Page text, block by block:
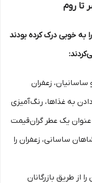
تا روم
به خوبی درک کرده بودند
زعفران
به غذاها، رنگ‌آمیزی
عنوان یک عطر گران‌قیمت
ساسانی، زعفران را
از طریق بازرگانان